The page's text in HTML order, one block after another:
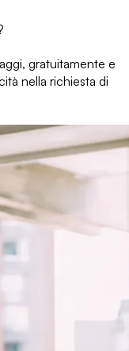
gratuitamente e
nella richiesta di